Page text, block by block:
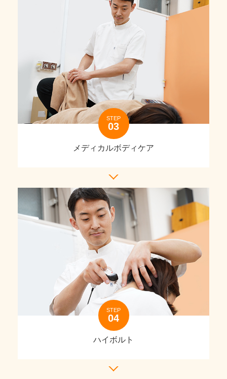
STEP
メディカルボディケア
STEP
ハイボルト